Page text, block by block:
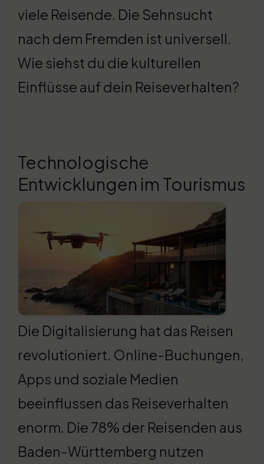
viele Reisende. Die Sehnsucht
nach dem Fremden ist universell.
Wie siehst du die kulturellen
Einflüsse auf dein Reiseverhalten?
Technologische
Entwicklungen im Tourismus
Die Digitalisierung hat das Reisen
revolutioniert. Online-Buchungen,
Apps und soziale Medien
beeinflussen das Reiseverhalten
enorm. Die 78% der Reisenden aus
Baden-Württemberg nutzen